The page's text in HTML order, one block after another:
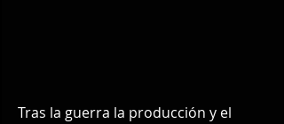
Tras la guerra la producción y el